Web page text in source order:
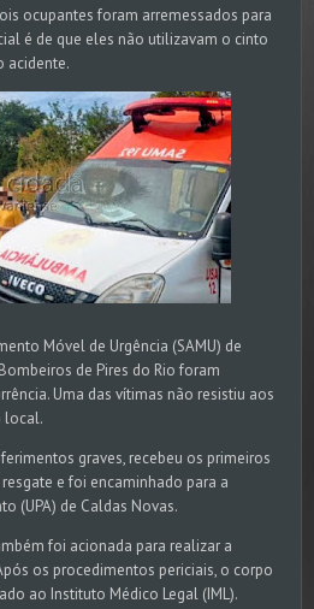
ocupantes foram arremessados para
é de que eles não utilizavam o cinto
acidente.
Móvel de Urgência (SAMU) de
de Pires do Rio foram
Uma das vítimas não resistiu aos
local.
graves, recebeu os primeiros
e foi encaminhado para a
(UPA) de Caldas Novas.
foi acionada para realizar a
os procedimentos periciais, o corpo
ao Instituto Médico Legal (IML).